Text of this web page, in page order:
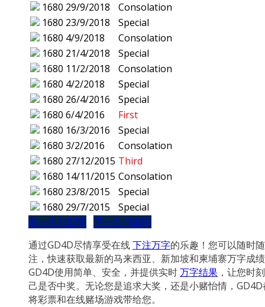
1680 29/9/2018
Consolation
1680 23/9/2018
Special
1680 4/9/2018
Consolation
1680 21/4/2018
Special
1680 11/2/2018
Consolation
1680 4/2/2018
Special
1680 26/4/2016
Special
1680 6/4/2016
First
1680 16/3/2016
Special
1680 3/2/2016
Consolation
1680 27/12/2015 Third
1680 14/11/2015 Consolation
1680 23/8/2015
Special
1680 29/7/2015
Special
是一个 (1679) 下一个 (1681)
通过GD4D尽情享受在线下注万字的乐趣！您可以随时
注，快速获取最新的马来西亚、新加坡和柬埔寨万字成
GD4D使用简单、安全，并提供实时万字结果 ，让您时
己是否中奖。无论您是追求大奖，还是小赌怡情，
将彩票和在线赌场游戏带给您。